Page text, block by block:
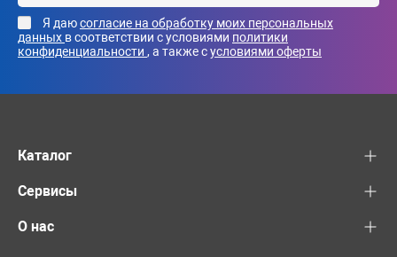
Я даюсогласие на обработку моих персональных
данных в соответствии с условиями политики
конфиденциальности , а также сусловиями оферты
Каталог
Сервисы
О нас